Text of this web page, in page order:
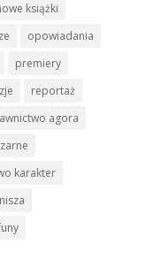
książki
opowiadania
premiery
reportaż
agora
karakter